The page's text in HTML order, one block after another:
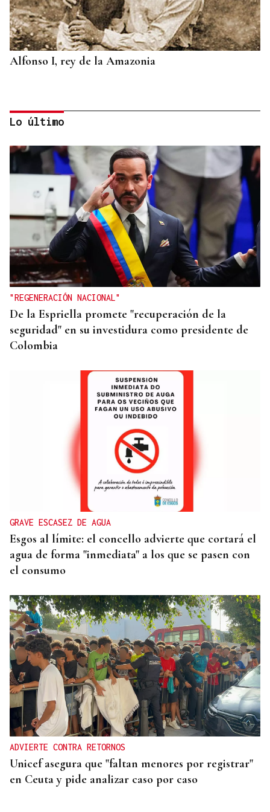
Alfonso I, rey de la Amazonia
BIOGRAFÍAS
Jesusa Prado López, la fuerza ourensana que
iluminó La Habana
Lo último
"REGENERACIÓN NACIONAL"
De la Espriella promete "recuperación de la
seguridad" en su investidura como presidente de
Colombia
GRAVE ESCASEZ DE AGUA
Esgos al límite: el concello advierte que cortará el
agua de forma "inmediata" a los que se pasen con
el consumo
ADVIERTE CONTRA RETORNOS
Unicef asegura que "faltan menores por registrar"
en Ceuta y pide analizar caso por caso